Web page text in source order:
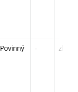
Povinný - zk